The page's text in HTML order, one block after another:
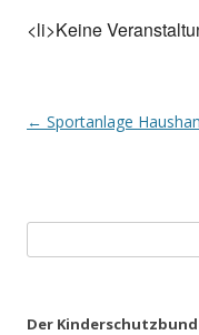
<li>Keine
Post
← Sportanlage
nach:
Der Kinderschutzbund